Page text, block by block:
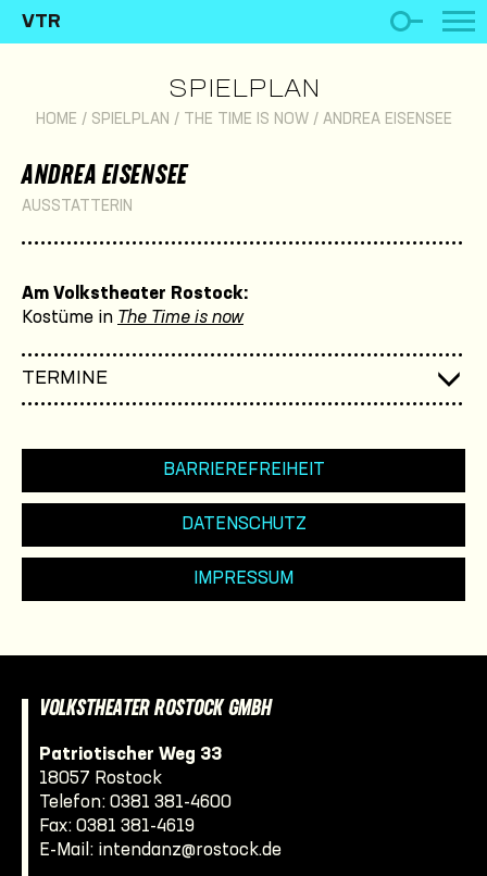
VTR
SPIELPLAN
HOME / SPIELPLAN / THE TIME IS NOW/ ANDREA EISENSEE
ANDREA EISENSEE
AUSSTATTERIN
Am Volkstheater Rostock:
Kostüme in The Time is now
TERMINE
BARRIEREFREIHEIT
DATENSCHUTZ
IMPRESSUM
VOLKSTHEATER ROSTOCK GMBH
Patriotischer Weg 33
18057 Rostock
Telefon: 0381 381-4600
Fax: 0381 381-4619
E-Mail: intendanz@rostock.de